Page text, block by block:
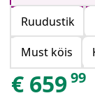
Ruudustik
Must köis
€ 65999